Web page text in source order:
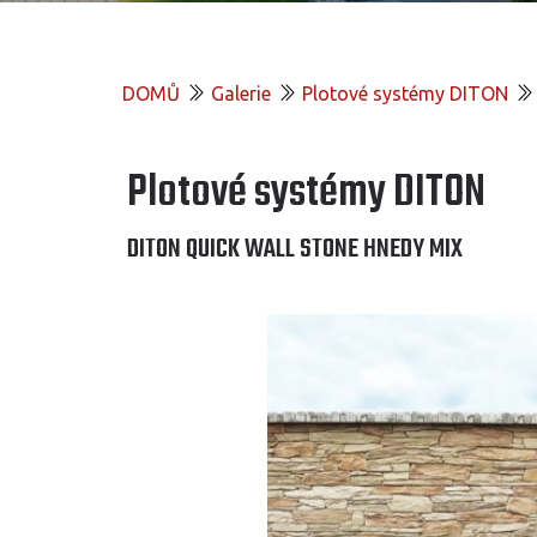
DOMŮ Galerie Plotové systémy DITON
Plotové systémy DITON
DITON QUICK WALL STONE HNEDY MIX